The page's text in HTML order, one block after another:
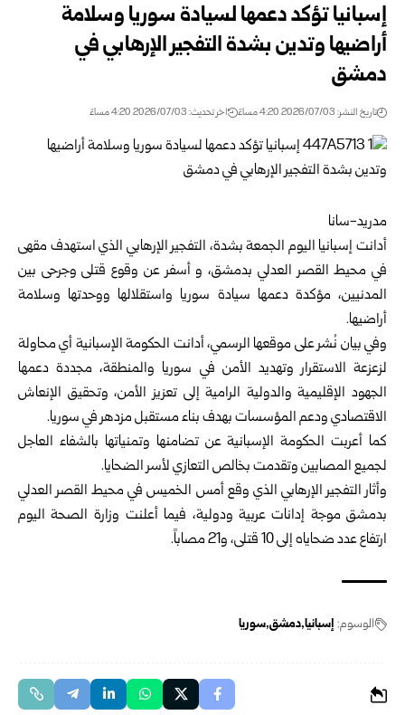
إسبانيا تؤكد دعمها لسيادة سوريا وسلامة
أراضيها وتدين بشدة التفجير الإرهابي في
دمشق
تاريخ النشر: 2026/07/03 4:20 مساءً اخر تحديث: 2026/07/03 4:20 مساءً
مدريد-سانا
أدانت إسبانيا اليوم الجمعة بشدة، التفجير الإرهابي الذي استهدف مقهى
في محيط القصر العدلي بدمشق، و أسفر عن وقوع قتلى وجرحى بين
المدنيين، مؤكدة دعمها سيادة سوريا واستقلالها ووحدتها وسلامة
أراضيها.
وفي بيان نُشر على موقعها الرسمي، أدانت الحكومة الإسبانية أي محاولة
لزعزعة الاستقرار وتهديد الأمن في سوريا والمنطقة، مجددة دعمها
الجهود الإقليمية والدولية الرامية إلى تعزيز الأمن، وتحقيق الإنعاش
الاقتصادي ودعم المؤسسات بهدف بناء مستقبل مزدهر في سوريا.
كما أعربت الحكومة الإسبانية عن تضامنها وتمنياتها بالشفاء العاجل
لجميع المصابين وتقدمت بخالص التعازي لأسر الضحايا.
وأثار التفجير الإرهابي الذي وقع أمس الخميس في محيط القصر العدلي
بدمشق موجة إدانات عربية ودولية، فيما أعلنت وزارة الصحة اليوم
ارتفاع عدد ضحاياه إلى 10 قتلى، و21 مصاباً.
الوسوم: إسبانيا دمشق سوريا